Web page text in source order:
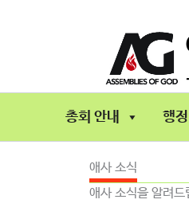
건
총회 안내 행
애사 소식
애사 소식을 알려드